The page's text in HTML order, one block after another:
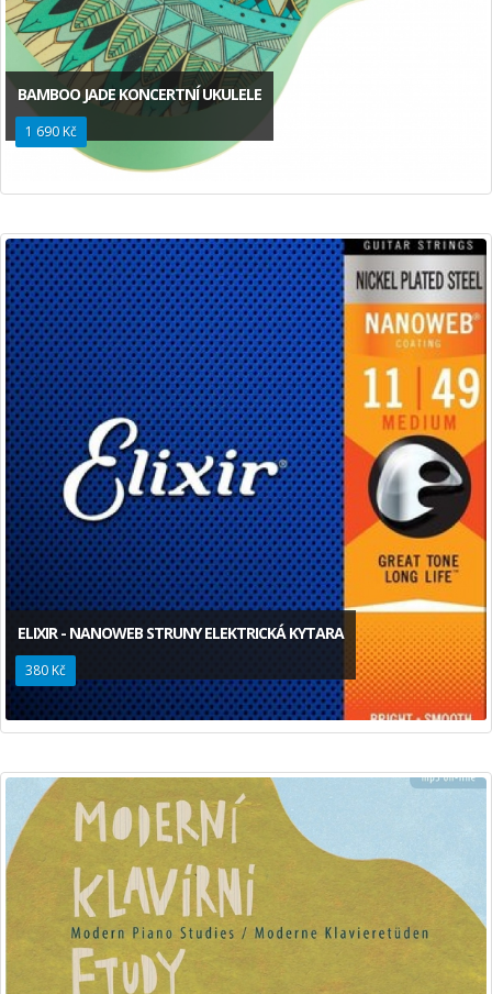
BAMBOO JADE KONCERTNÍ UKULELE
1 690 Kč
ELIXIR - NANOWEB STRUNY ELEKTRICKÁ KYTARA
380 Kč